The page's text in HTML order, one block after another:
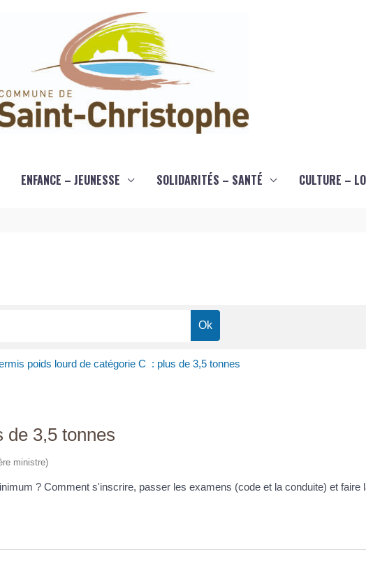
ENFANCE – JEUNESSE SOLIDARITÉS – SANTÉ CULTURE –
poids lourd de catégorie C : plus de 3,5 tonnes
3,5 tonnes
ministre)
? Comment s'inscrire, passer les examens (code et la conduite) et faire